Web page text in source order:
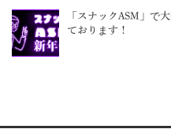
「スナックASM」で
ております！